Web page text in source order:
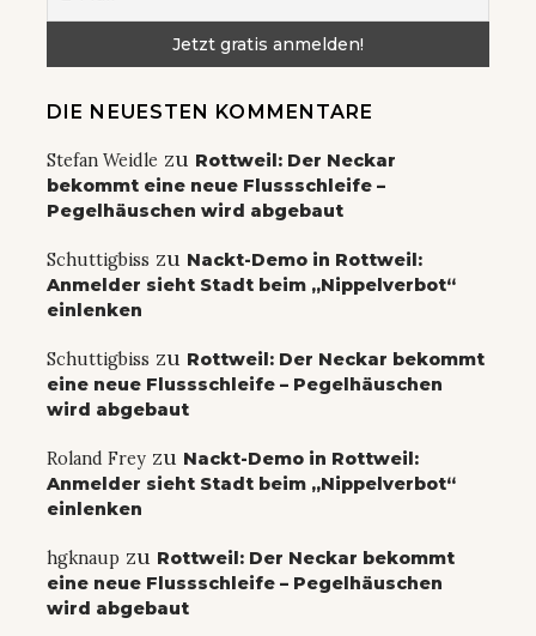
DIE NEUESTEN KOMMENTARE
Stefan Weidle zu Rottweil: Der Neckar
bekommt eine neue Flussschleife –
Pegelhäuschen wird abgebaut
Schuttigbiss zu Nackt-Demo in Rottweil:
Anmelder sieht Stadt beim „Nippelverbot“
einlenken
Schuttigbiss zu Rottweil: Der Neckar bekommt
eine neue Flussschleife – Pegelhäuschen
wird abgebaut
Roland Frey zu Nackt-Demo in Rottweil:
Anmelder sieht Stadt beim „Nippelverbot“
einlenken
hgknaup zu Rottweil: Der Neckar bekommt
eine neue Flussschleife – Pegelhäuschen
wird abgebaut